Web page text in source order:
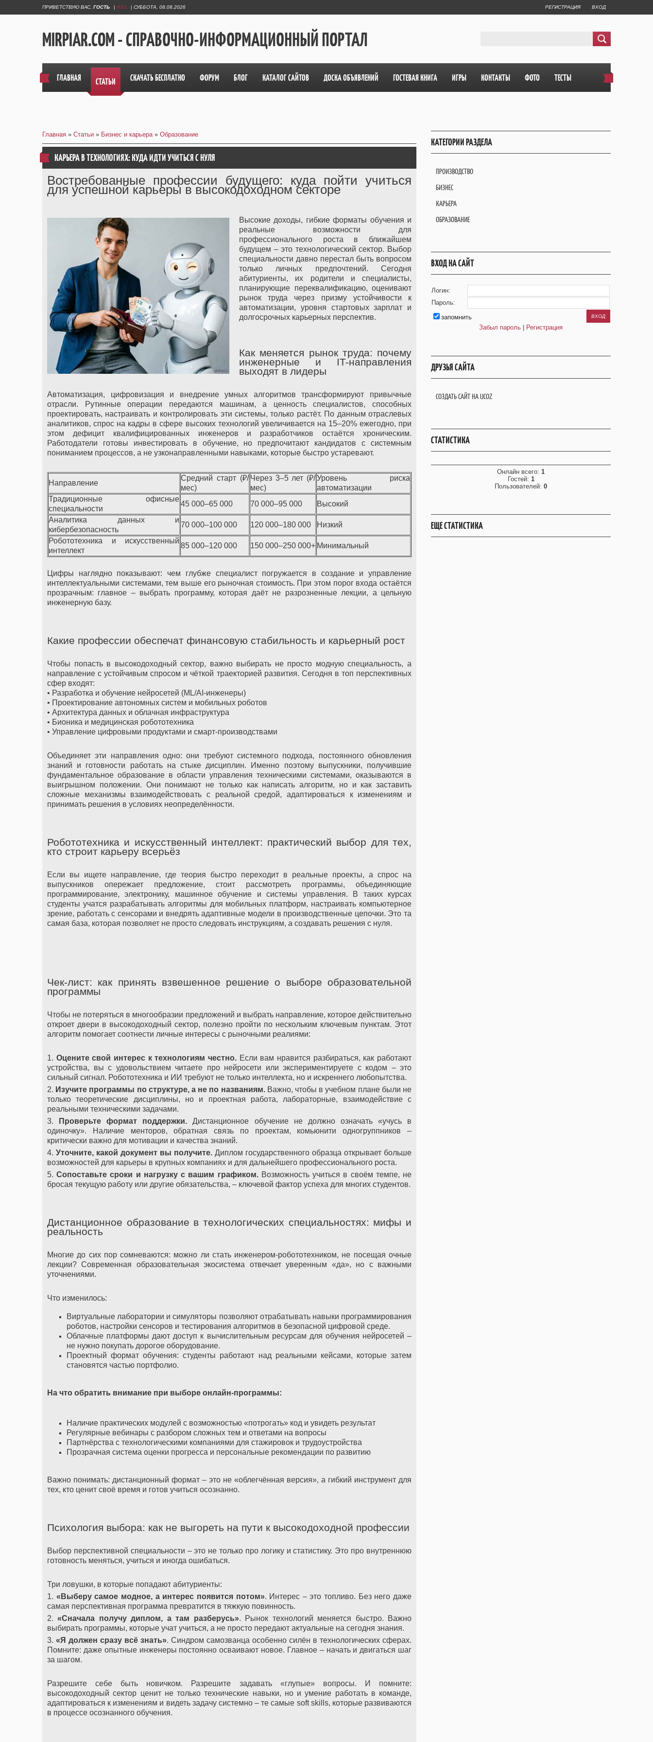
ПРИВЕТСТВУЮ ВАС ГОСТЬ | RSS | СУББОТА, 08.08.2026 РЕГИСТРАЦИЯ ВХОД
MIRPIAR.COM - СПРАВОЧНО-ИНФОРМАЦИОННЫЙ ПОРТАЛ
ГЛАВНАЯ СТАТЬИ СКАЧАТЬ БЕСПЛАТНО ФОРУМ БЛОГ КАТАЛОГ САЙТОВ ДОСКА ОБЪЯВЛЕНИЙ ГОСТЕВАЯ КНИГА ИГРЫ КОНТАКТЫ ФОТО ТЕСТЫ
Главная » Статьи » Бизнес и карьера» Образование
КАРЬЕРА В ТЕХНОЛОГИЯХ: КУДА ИДТИ УЧИТЬСЯ С НУЛЯ
Востребованные профессии будущего: куда пойти учиться
для успешной карьеры в высокодоходном секторе
Высокие доходы, гибкие форматы обучения и
реальные возможности для
профессионального роста в ближайшем
будущем – это технологический сектор. Выбор
специальности давно перестал быть вопросом
только личных предпочтений. Сегодня
абитуриенты, их родители и специалисты,
планирующие переквалификацию, оценивают
рынок труда через призму устойчивости к
автоматизации, уровня стартовых зарплат и
долгосрочных карьерных перспектив.
Как меняется рынок труда: почему
инженерные и IT-направления
выходят в лидеры
Автоматизация, цифровизация и внедрение умных алгоритмов трансформируют привычные
отрасли. Рутинные операции передаются машинам, а ценность специалистов, способных
проектировать, настраивать и контролировать эти системы, только растёт. По данным отраслевых
аналитиков, спрос на кадры в сфере высоких технологий увеличивается на 15–20% ежегодно, при
этом дефицит квалифицированных инженеров и разработчиков остаётся хроническим.
Работодатели готовы инвестировать в обучение, но предпочитают кандидатов с системным
пониманием процессов, а не узконаправленными навыками, которые быстро устаревают.
Направление
Средний старт (₽/
мес)
Через 3–5 лет (₽/
мес)
Уровень риска
автоматизации
Традиционные офисные
специальности
45 000–65 000 70 000–95 000
Высокий
Аналитика данных и
кибербезопасность
70 000–100 000 120 000–180 000
Низкий
Робототехника и искусственный
интеллект
85 000–120 000 150 000–250 000+ Минимальный
Цифры наглядно показывают: чем глубже специалист погружается в создание и управление
интеллектуальными системами, тем выше его рыночная стоимость. При этом порог входа остаётся
прозрачным: главное – выбрать программу, которая даёт не разрозненные лекции, а цельную
инженерную базу.
Какие профессии обеспечат финансовую стабильность и карьерный рост
Чтобы попасть в высокодоходный сектор, важно выбирать не просто модную специальность, а
направление с устойчивым спросом и чёткой траекторией развития. Сегодня в топ перспективных
сфер входят:
• Разработка и обучение нейросетей (ML/AI-инженеры)
• Проектирование автономных систем и мобильных роботов
• Архитектура данных и облачная инфраструктура
• Бионика и медицинская робототехника
• Управление цифровыми продуктами и смарт-производствами
Объединяет эти направления одно: они требуют системного подхода, постоянного обновления
знаний и готовности работать на стыке дисциплин. Именно поэтому выпускники, получившие
фундаментальное образование в области управления техническими системами, оказываются в
выигрышном положении. Они понимают не только как написать алгоритм, но и как заставить
сложные механизмы взаимодействовать с реальной средой, адаптироваться к изменениям и
принимать решения в условиях неопределённости.
Робототехника и искусственный интеллект: практический выбор для тех,
кто строит карьеру всерьёз
Если вы ищете направление, где теория быстро переходит в реальные проекты, а спрос на
выпускников опережает предложение, стоит рассмотреть программы, объединяющие
программирование, электронику, машинное обучение и системы управления. В таких курсах
студенты учатся разрабатывать алгоритмы для мобильных платформ, настраивать компьютерное
зрение, работать с сенсорами и внедрять адаптивные модели в производственные цепочки. Это та
самая база, которая позволяет не просто следовать инструкциям, а создавать решения с нуля.
Чек-лист: как принять взвешенное решение о выборе образовательной
программы
Чтобы не потеряться в многообразии предложений и выбрать направление, которое действительно
откроет двери в высокодоходный сектор, полезно пройти по нескольким ключевым пунктам. Этот
алгоритм помогает соотнести личные интересы с рыночными реалиями:
1. Оцените свой интерес к технологиям честно. Если вам нравится разбираться, как работают
устройства, вы с удовольствием читаете про нейросети или экспериментируете с кодом – это
сильный сигнал. Робототехника и ИИ требуют не только интеллекта, но и искреннего любопытства.
2. Изучите программы по структуре, а не по названиям.Важно, чтобы в учебном плане были не
только теоретические дисциплины, но и проектная работа, лабораторные, взаимодействие с
реальными техническими задачами.
3.
Проверьте формат поддержки. Дистанционное обучение не должно означать «учусь в
одиночку». Наличие менторов, обратная связь по проектам, комьюнити одногруппников –
критически важно для мотивации и качества знаний.
4. Уточните, какой документ вы получите. Диплом государственного образца открывает больше
возможностей для карьеры в крупных компаниях и для дальнейшего профессионального роста.
5.Сопоставьте сроки и нагрузку с вашим графиком.Возможность учиться в своём темпе, не
бросая текущую работу или другие обязательства, – ключевой фактор успеха для многих студентов.
Дистанционное образование в технологических специальностях: мифы и
реальность
Многие до сих пор сомневаются: можно ли стать инженером-робототехником, не посещая очные
лекции? Современная образовательная экосистема отвечает уверенным «да», но с важными
уточнениями.
Что изменилось:
Виртуальные лаборатории и симуляторы позволяют отрабатывать навыки программирования
роботов, настройки сенсоров и тестирования алгоритмов в безопасной цифровой среде.
Облачные платформы дают доступ к вычислительным ресурсам для обучения нейросетей –
не нужно покупать дорогое оборудование.
Проектный формат обучения: студенты работают над реальными кейсами, которые затем
становятся частью портфолио.
На что обратить внимание при выборе онлайн-программы:
Наличие практических модулей с возможностью «потрогать» код и увидеть результат
Регулярные вебинары с разбором сложных тем и ответами на вопросы
Партнёрства с технологическими компаниями для стажировок и трудоустройства
Прозрачная система оценки прогресса и персональные рекомендации по развитию
Важно понимать: дистанционный формат – это не «облегчённая версия», а гибкий инструмент для
тех, кто ценит своё время и готов учиться осознанно.
Психология выбора: как не выгореть на пути к высокодоходной профессии
Выбор перспективной специальности – это не только про логику и статистику. Это про внутреннюю
готовность меняться, учиться и иногда ошибаться.
Три ловушки, в которые попадают абитуриенты:
1. «Выберу самое модное, а интерес появится потом». Интерес – это топливо. Без него даже
самая перспективная программа превратится в тяжкую повинность.
2.«Сначала получу диплом, а там разберусь». Рынок технологий меняется быстро. Важно
выбирать программы, которые учат учиться, а не просто передают актуальные на сегодня знания.
3. «Я должен сразу всё знать». Синдром самозванца особенно силён в технологических сферах.
Помните: даже опытные инженеры постоянно осваивают новое. Главное – начать и двигаться шаг
за шагом.
Разрешите себе быть новичком. Разрешите задавать «глупые» вопросы. И помните:
высокодоходный сектор ценит не только технические навыки, но и умение работать в команде,
адаптироваться к изменениям и видеть задачу системно – те самые soft skills, которые развиваются
в процессе осознанного обучения.
КАТЕГОРИИ РАЗДЕЛА
ПРОИЗВОДСТВО
БИЗНЕС
КАРЬЕРА
ОБРАЗОВАНИЕ
ВХОД НА САЙТ
Логин:
Пароль:
запомнить
Забыл пароль
Регистрация
ДРУЗЬЯ САЙТА
СОЗДАТЬ САЙТ НА UCOZ
СТАТИСТИКА
Онлайн всего: 1
Гостей: 1
Пользователей: 0
ЕЩЕ СТАТИСТИКА